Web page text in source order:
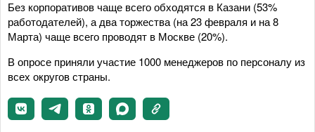
Без корпоративов чаще всего обходятся в Казани (53%
работодателей), а два торжества (на 23 февраля и на 8
Марта) чаще всего проводят в Москве (20%).
В опросе приняли участие 1000 менеджеров по персоналу из
всех округов страны.